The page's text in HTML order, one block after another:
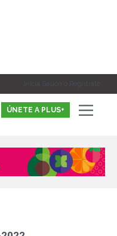
Inicia Sesión o Registrate
ÚNETE A PLUS+